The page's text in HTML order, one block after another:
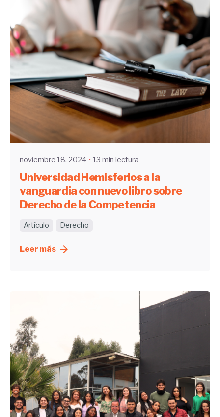
Enviado por
UHE
noviembre 18, 2024 13 min lectura
Universidad Hemisferios a la
vanguardia con nuevo libro sobre
Derecho de la Competencia
Artículo Derecho
Leer más